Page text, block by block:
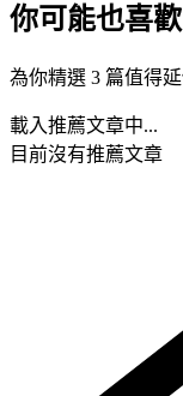
你可能也喜歡
為你精選 3 篇值得
載入推薦文章中...
目前沒有推薦文章